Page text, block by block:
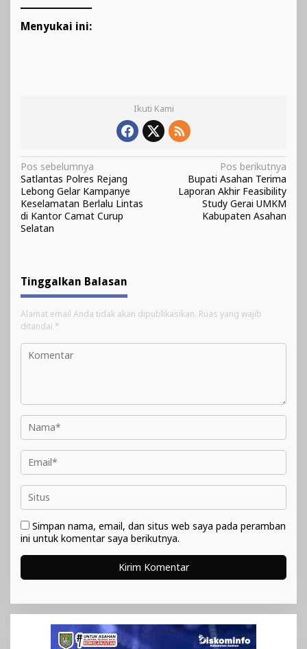
Menyukai ini:
Ikuti Kami
Navigasi
pos
Pos sebelumnya
Satlantas Polres Rejang
Lebong Gelar Kampanye
Keselamatan Berlalu Lintas
di Kantor Camat Curup
Selatan
Pos berikutnya
Bupati Asahan Terima
Laporan Akhir Feasibility
Study Gerai UMKM
Kabupaten Asahan
Tinggalkan Balasan
Alamat email Anda tidak akan dipublikasikan. Ruas yang wajib
ditandai *
Simpan nama, email, dan situs web saya pada peramban
ini untuk komentar saya berikutnya.